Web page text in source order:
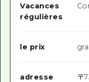
Vacances
régulières
le prix
adresse 〒